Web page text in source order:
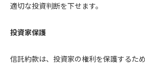
適切な投資判断を下せます。
投資家保護
信託約款は、投資家の権利を保護するた